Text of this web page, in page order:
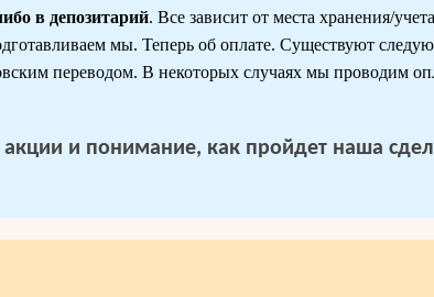
в депозитарий. Все зависит от места хранения/
мы. Теперь об оплате. Существуют
переводом. В некоторых случаях мы проводим
акции и понимание, как пройдет наша